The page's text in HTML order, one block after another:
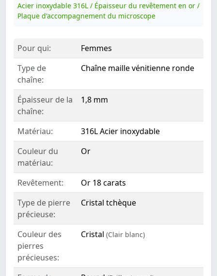
Acier inoxydable 316L / Épaisseur du revêtement en or /
Plaque d'accompagnement du microscope
Pour qui:
Femmes
Type de
chaîne:
Chaîne maille vénitienne ronde
Épaisseur de la
chaîne:
1,8 mm
Matériau:
316L Acier inoxydable
Couleur du
matériau:
Or
Revêtement:
Or 18 carats
Type de pierre
précieuse:
Cristal tchèque
Couleur des
pierres
précieuses:
Cristal (Clair blanc)